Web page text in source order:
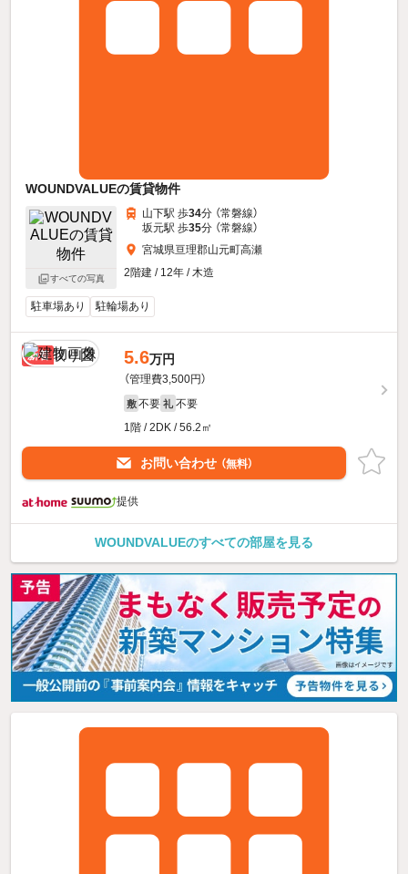
WOUNDVALUEの賃貸物件
すべての写真
山下駅 歩34分 （常磐線）
坂元駅 歩35分 （常磐線）
宮城県亘理郡山元町高瀬
2階建 / 12年 / 木造
駐車場あり 駐輪場あり
新着 5.6万円
（管理費3,500円）
敷 不要 礼 不要
1階 / 2DK / 56.2㎡
お問い合わせ （無料）
提供
WOUNDVALUEのすべての部屋を見る